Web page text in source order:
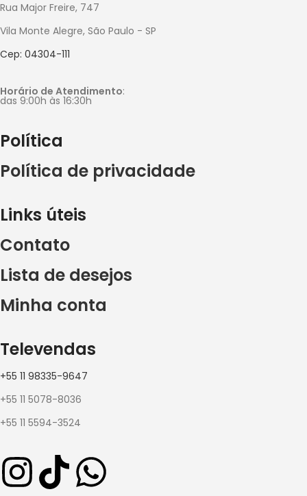
Rua Major Freire, 747
Vila Monte Alegre, São Paulo - SP
Cep: 04304-111
Horário de Atendimento:
das 9:00h às 16:30h
Política
Política de privacidade
Links úteis
Contato
Lista de desejos
Minha conta
Televendas
+55 11 98335-9647
+55 11 5078-8036
+55 11 5594-3524